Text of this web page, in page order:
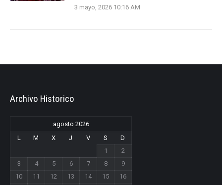
3 mayo, 2026 10:16 AM
Archivo Historico
agosto 2026
L
M X J V S
D
1
2
3
4 5 6 7 8
9
10
11 12 13 14 15
16